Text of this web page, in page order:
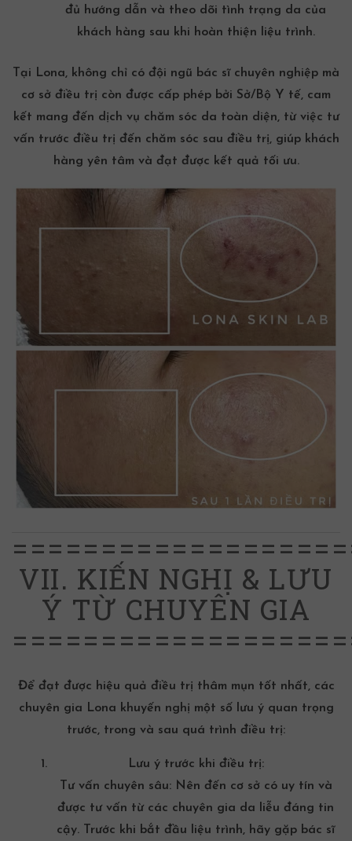
đủ hướng dẫn và theo dõi tình trạng da của
khách hàng sau khi hoàn thiện liệu trình.
Tại Lona, không chỉ có đội ngũ bác sĩ chuyên nghiệp mà
cơ sở điều trị còn được cấp phép bởi Sở/Bộ Y tế, cam
kết mang đến dịch vụ chăm sóc da toàn diện, từ việc tư
vấn trước điều trị đến chăm sóc sau điều trị, giúp khách
hàng yên tâm và đạt được kết quả tối ưu.
VII. KIẾN NGHỊ & LƯU
Ý TỪ CHUYÊN GIA
Để đạt được hiệu quả điều trị thâm mụn tốt nhất, các
chuyên gia Lona khuyến nghị một số lưu ý quan trọng
trước, trong và sau quá trình điều trị:
Lưu ý trước khi điều trị:
Tư vấn chuyên sâu: Nên đến cơ sở có uy tín và
được tư vấn từ các chuyên gia da liễu đáng tin
cậy. Trước khi bắt đầu liệu trình, hãy gặp bác sĩ